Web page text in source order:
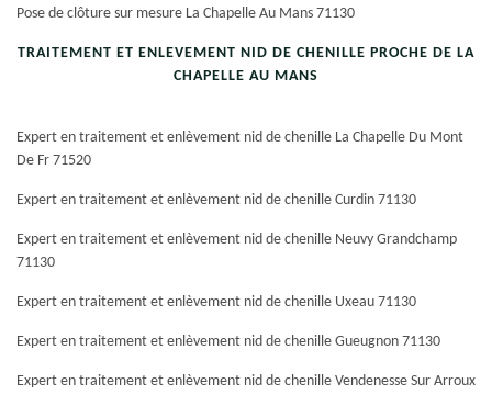
Pose de clôture sur mesure La Chapelle Au Mans 71130
TRAITEMENT ET ENLEVEMENT NID DE CHENILLE PROCHE DE LA
CHAPELLE AU MANS
Expert en traitement et enlèvement nid de chenille La Chapelle Du Mont
De Fr 71520
Expert en traitement et enlèvement nid de chenille Curdin 71130
Expert en traitement et enlèvement nid de chenille Neuvy Grandchamp
71130
Expert en traitement et enlèvement nid de chenille Uxeau 71130
Expert en traitement et enlèvement nid de chenille Gueugnon 71130
Expert en traitement et enlèvement nid de chenille Vendenesse Sur Arroux